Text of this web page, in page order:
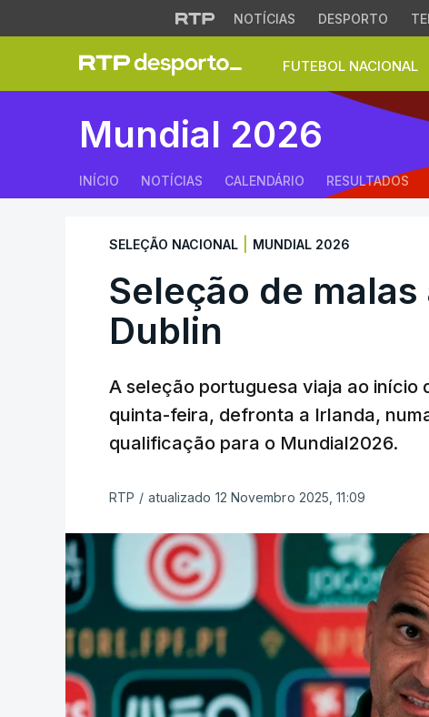
NOTÍCIAS DESPORTO
FUTEBOL NACIONAL
Seleção de malas
Mundial 2026
INÍCIO NOTÍCIAS CALENDÁRIO RESULTADOS
SELEÇÃO NACIONAL MUNDIAL 2026
Seleção de
Dublin
A seleção portuguesa viaja ao início
quinta-feira, defronta a Irlanda,
qualificação para o Mundial2026.
RTP / atualizado 12 Novembro 2025, 11:09